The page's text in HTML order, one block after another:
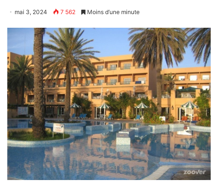
mai 3, 2024 7 562 Moins d’une minute